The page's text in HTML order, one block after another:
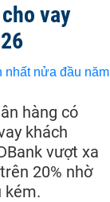
vay
hàng có
khách
vượt xa
20% nhờ
kém.